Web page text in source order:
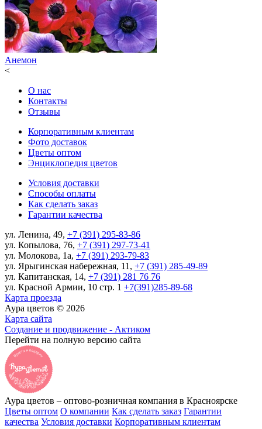
Анемон
<
О нас
Контакты
Отзывы
Корпоративным клиентам
Фото доставок
Цветы оптом
Энциклопедия цветов
Условия доставки
Способы оплаты
Как сделать заказ
Гарантии качества
ул. Ленина, 49, +7 (391) 295-83-86
ул. Копылова, 76, +7 (391) 297-73-41
ул. Молокова, 1а, +7 (391) 293-79-83
ул. Ярыгинская набережная, 11, +7 (391) 285-49-89
ул. Капитанская, 14, +7 (391) 281 76 76
ул. Красной Армии, 10 стр. 1 +7(391)285-89-68
Карта проезда
Аура цветов © 2026
Карта сайта
Создание и продвижение - Актиком
Перейти на полную версию сайта
Аура цветов – оптово-розничная компания в Красноярске
Цветы оптом О компании Как сделать заказ Гарантии
качества Условия доставки Корпоративным клиентам